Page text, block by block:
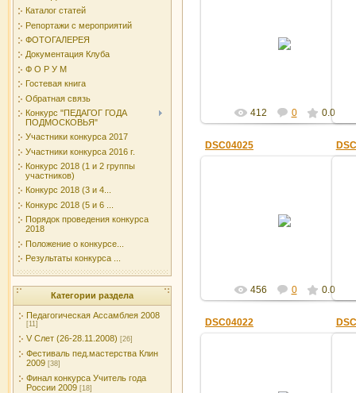
Каталог статей
Репортажи с мероприятий
ФОТОГАЛЕРЕЯ
Документация Клуба
Ф О Р У М
Гостевая книга
Обратная связь
Конкурс "ПЕДАГОГ ГОДА
ПОДМОСКОВЬЯ"
Участники конкурса 2017
Участники конкурса 2016 г.
Конкурс 2018 (1 и 2 группы
участников)
Конкурс 2018 (3 и 4...
Конкурс 2018 (5 и 6 ...
Порядок проведения конкурса
2018
Положение о конкурсе...
Результаты конкурса ...
Категории раздела
Педагогическая Ассамблея 2008
[11]
V Слет (26-28.11.2008) [26]
Фестиваль пед.мастерства Клин
2009 [38]
Финал конкурса Учитель года
России 2009 [18]
412 0 0.0
DSC04025
456 0 0.0
DSC04022